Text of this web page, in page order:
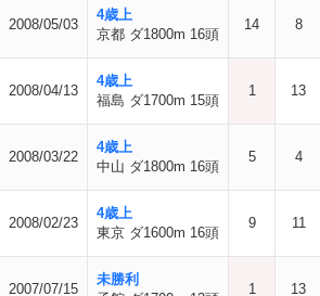
2008/05/03
4歳上
京都 ダ1800m 16頭
14 8
2008/04/13
4歳上
福島 ダ1700m 15頭
1 13
2008/03/22
4歳上
中山 ダ1800m 16頭
5 4
2008/02/23
4歳上
東京 ダ1600m 16頭
9 11
2007/07/15
未勝利
1 13